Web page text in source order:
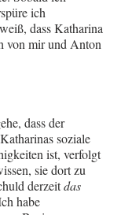
ich
dass Katharina
von mir und Anton
dass der
soziale
ist, verfolgt
sie dort zu
derzeit das
habe